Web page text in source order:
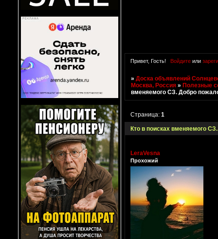
Привет, Гость! Войдитеили
»Доска объявлений
Москва, Россия »Полезные
вменяемого СЗ. Добро
Кто в поисках вменяемого
Страница:1
LeraVesna
Прохожий